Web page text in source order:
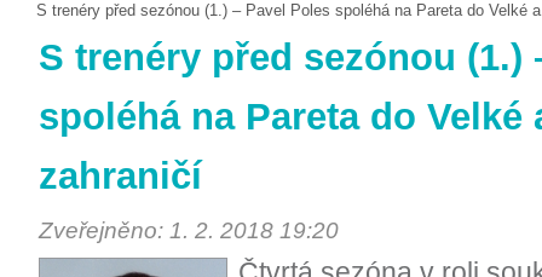
S trenéry před sezónou (1.) – Pavel Poles spoléhá na Pareta do Velké
S trenéry před sezónou (1.)
spoléhá na Pareta do
zahraničí
Zveřejněno: 1. 2. 2018 19:20